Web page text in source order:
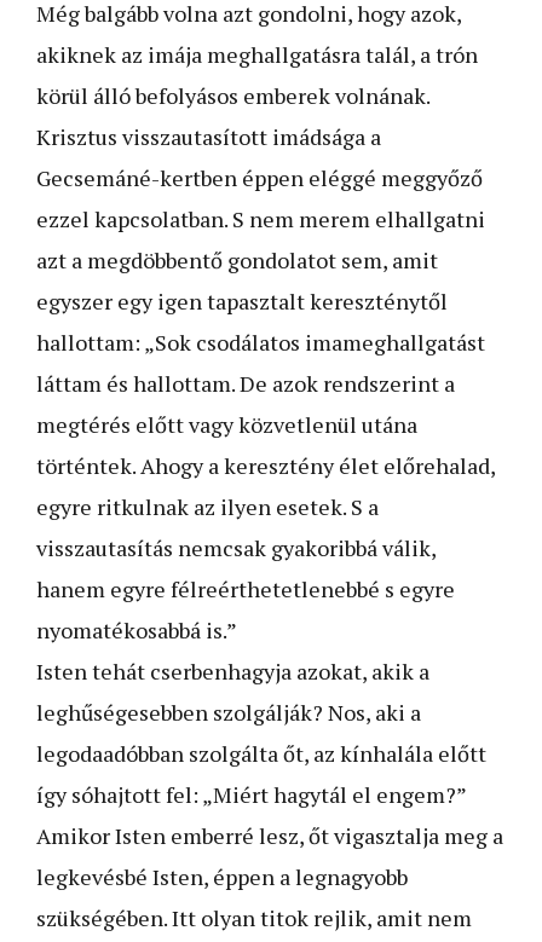
Még balgább volna azt gondolni, hogy azok,
akiknek az imája meghallgatásra talál, a trón
körül álló befolyásos emberek volnának.
Krisztus visszautasított imádsága a
Gecsemáné-kertben éppen eléggé meggyőző
ezzel kapcsolatban. S nem merem elhallgatni
azt a megdöbbentő gondolatot sem, amit
egyszer egy igen tapasztalt kereszténytől
hallottam: „Sok csodálatos ima­meghallgatást
láttam és hallottam. De azok rendszerint a
megtérés előtt vagy közvetlenül utána
történtek. Ahogy a keresztény élet előrehalad,
egyre ritkulnak az ilyen esetek. S a
visszautasítás nemcsak gyakoribbá válik,
hanem egyre félreérthetetlenebbé s egyre
nyomatékosabbá is.”
Isten tehát cserbenhagyja azokat, akik a
leghűségesebben szolgálják? Nos, aki a
legodaadóbban szolgálta őt, az kínhalála előtt
így sóhajtott fel: „Miért hagytál el engem?”
Amikor Isten emberré lesz, őt vigasztalja meg a
legkevésbé Isten, éppen a legnagyobb
szükségében. Itt olyan titok rejlik, amit nem